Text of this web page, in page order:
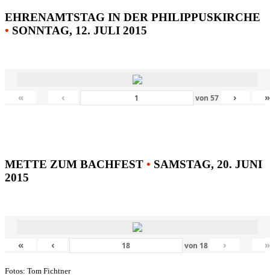
EHRENAMTSTAG IN DER PHILIPPUSKIRCHE
• SONNTAG, 12. JULI 2015
« ‹ von 57 › »
METTE ZUM BACHFEST • SAMSTAG, 20. JUNI
2015
« ‹ von 18 › »
Fotos: Tom Fichtner